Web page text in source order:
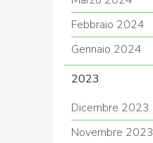
Febbraio 2024
Gennaio 2024
2023
Dicembre 2023
Novembre 2023